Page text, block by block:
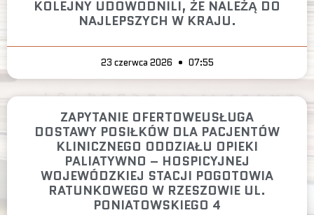
KOLEJNY UDOWODNILI, ŻE NALEŻĄ DO
NAJLEPSZYCH W KRAJU.
23 czerwca 2026 07:55
ZAPYTANIE OFERTOWEUSŁUGA
DOSTAWY POSIŁKÓW DLA PACJENTÓW
KLINICZNEGO ODDZIAŁU OPIEKI
PALIATYWNO – HOSPICYJNEJ
WOJEWÓDZKIEJ STACJI POGOTOWIA
RATUNKOWEGO W RZESZOWIE UL.
PONIATOWSKIEGO 4